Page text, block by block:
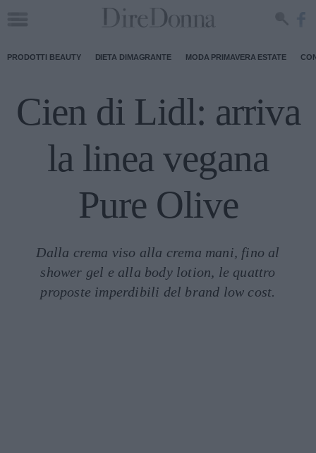
PRODOTTI BEAUTY DIETA DIMAGRANTE MODA PRIMAVERA ESTATE
Cien di Lidl: arriva
la linea vegana
Pure Olive
Dalla crema viso alla crema mani, fino al
shower gel e alla body lotion, le quattro
proposte imperdibili del brand low cost.